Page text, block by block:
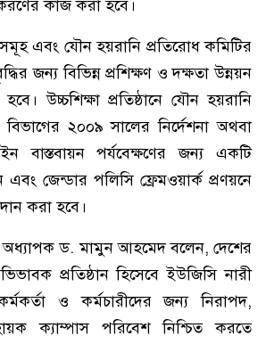
কাজ করা হবে।
এবং যৌন হয়রানি প্রতিরোধ কমিটির
জন্য বিভিন্ন প্রশিক্ষণ ও দক্ষতা উন্নয়ন
উচ্চশিক্ষা প্রতিষ্ঠানে যৌন হয়রানি
বিভাগের ২০০৯ সালের নির্দেশনা অথবা
বাস্তবায়ন পর্যবেক্ষণের জন্য একটি
জেন্ডার পলিসি ফ্রেমওয়ার্ক প্রণয়নে
করা হবে।
অধ্যাপক ড. মামুন আহমেদ বলেন, দেশের
প্রতিষ্ঠান হিসেবে ইউজিসি নারী
ও কর্মচারীদের জন্য নিরাপদ,
ক্যাম্পাস পরিবেশ নিশ্চিত করতে